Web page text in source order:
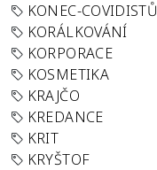
KONEC-COVIDISTŮ
KORÁLKOVÁNÍ
KORPORACE
KOSMETIKA
KRAJČO
KREDANCE
KRIT
KRYŠTOF